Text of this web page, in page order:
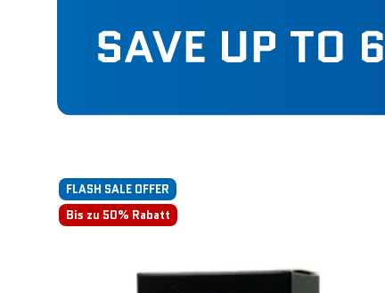
FLASH SALE OFFER
Bis zu 50% Rabatt